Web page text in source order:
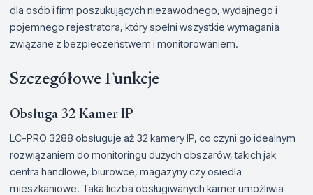
dla osób i firm poszukujących niezawodnego, wydajnego i
pojemnego rejestratora, który spełni wszystkie wymagania
związane z bezpieczeństwem i monitorowaniem.
Szczegółowe Funkcje
Obsługa 32 Kamer IP
LC-PRO 3288 obsługuje aż 32 kamery IP, co czyni go idealnym
rozwiązaniem do monitoringu dużych obszarów, takich jak
centra handlowe, biurowce, magazyny czy osiedla
mieszkaniowe. Taka liczba obsługiwanych kamer umożliwia